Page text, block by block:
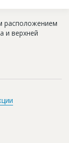
расположением
и верхней